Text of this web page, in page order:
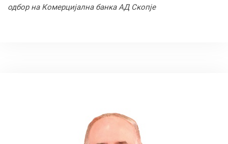
одбор на Комерцијална банка АД Скопје